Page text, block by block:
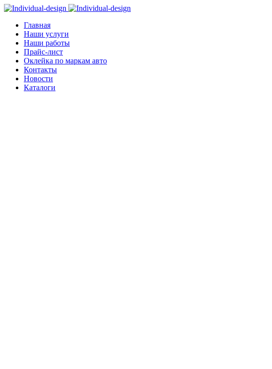
Главная
Наши услуги
Наши работы
Прайс-лист
Оклейка по маркам авто
Контакты
Новости
Каталоги